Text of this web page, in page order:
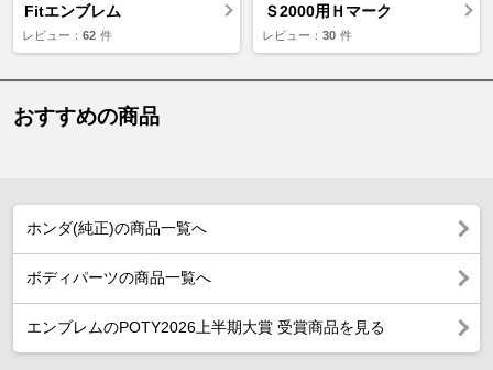
Fitエンブレム
レビュー： 62 件
Ｓ2000用Ｈマーク
レビュー： 30 件
おすすめの商品
ホンダ(純正)の商品一覧へ
ボディパーツの商品一覧へ
エンブレムのPOTY2026上半期大賞 受賞商品を見る